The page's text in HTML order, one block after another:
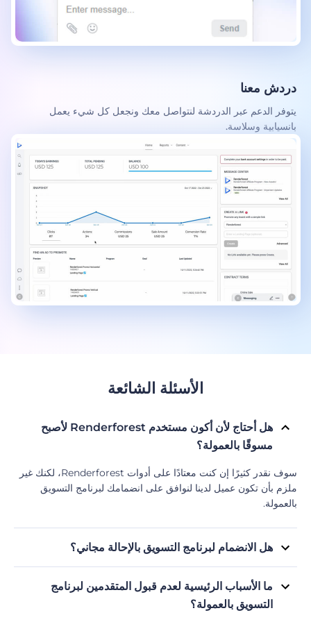
دردش معنا
يتوفر الدعم عبر الدردشة لنتواصل معك ونجعل كل شيء يعمل
بانسيابية وسلاسة.
الأسئلة الشائعة
هل أحتاج لأن أكون مستخدم Renderforest لأصبح
مسوقًا بالعمولة؟
سوف نقدر كثيرًا إن كنت معتادًا على أدوات Renderforest، لكنك غير
ملزم بأن تكون عميل لدينا لنوافق على انضمامك لبرنامج التسويق
بالعمولة.
هل الانضمام لبرنامج التسويق بالإحالة مجاني؟
نعم، مجاني! لا تتردد في استغلال الفرصة.
ما الأسباب الرئيسية لعدم قبول المتقدمين لبرنامج
التسويق بالعمولة؟